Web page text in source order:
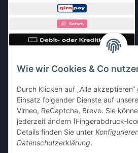
Wie wir Cookies & Co
Durch Klicken auf „Alle
Einsatz folgender Dienste auf
Vimeo, ReCaptcha, Brevo. Sie
jederzeit ändern (Fingerabdruck-
Details finden Sie unter
Datenschutzerklärung.
Shop Partnerseiten